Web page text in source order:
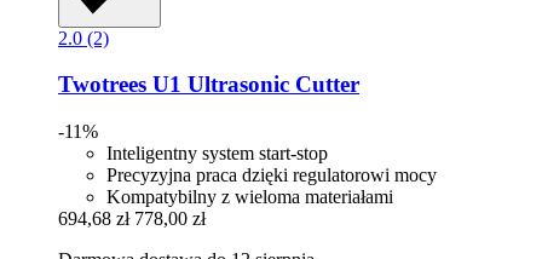
2.0 (2)
Twotrees U1 Ultrasonic Cutter
-11%
Inteligentny system start-stop
Precyzyjna praca dzięki regulatorowi mocy
Kompatybilny z wieloma materiałami
694,68 zł 778,00 zł